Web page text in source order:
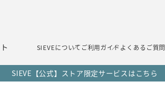
SIEVEについて ご利用ガイドよくあるご質問
SIEVE【公式】ストア限定サービスはこちら